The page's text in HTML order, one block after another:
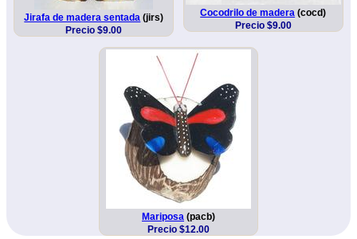
Jirafa de madera sentada (jirs)
Precio $9.00
Cocodrilo de madera (cocd)
Precio $9.00
Mariposa (pacb)
Precio $12.00